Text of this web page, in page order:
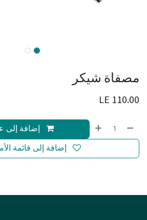
مصفاة شيكر
110.00
إضافة إلى
إضافة إلى قائمة